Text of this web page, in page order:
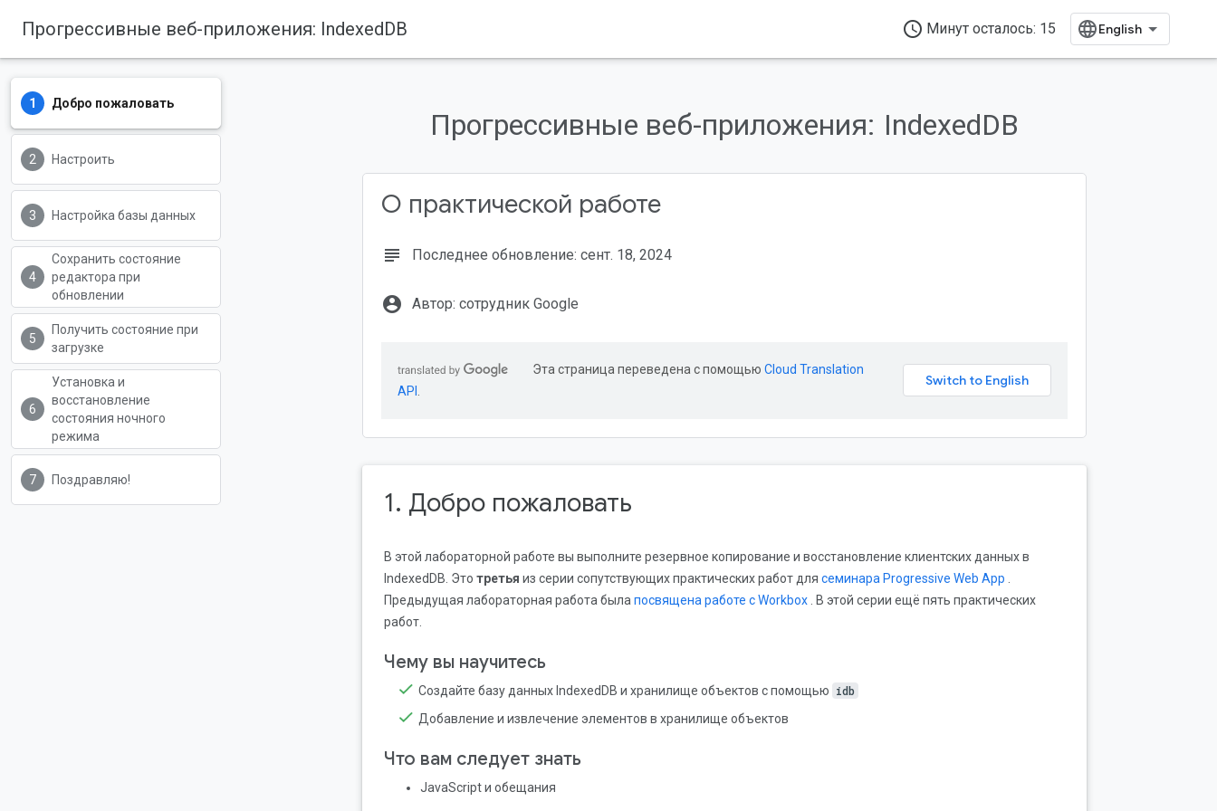
Прогрессивные веб-приложения: IndexedDB access_time Минут осталось: 15
Добро пожаловать
Настроить
Настройка базы данных
Сохранить состояние
редактора при
обновлении
Получить состояние при
загрузке
Установка и
восстановление
состояния ночного
режима
Поздравляю!
Прогрессивные веб-приложения: IndexedDB
О практической работе
subject Последнее обновление: сент. 18, 2024
account_circle Автор: сотрудник Google
Эта страница переведена с помощью Cloud Translation
API
1. Добро пожаловать
В этой лабораторной работе вы выполните резервное копирование и восстановление клиентских данных в
IndexedDB. Это третья из серии сопутствующих практических работ для семинара Progressive Web App
Предыдущая лабораторная работа была посвящена работе с Workbox . В этой серии ещё пять практических
работ.
Чему вы научитесь
Создайте базу данных IndexedDB и хранилище объектов с помощью idb
Добавление и извлечение элементов в хранилище объектов
Что вам следует знать
JavaScript и обещания